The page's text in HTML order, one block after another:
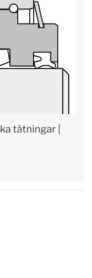
tätningar |